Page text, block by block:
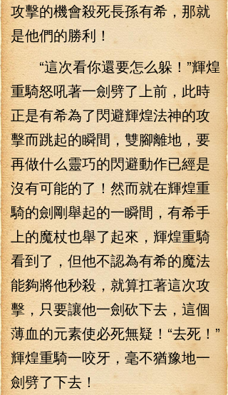
攻擊的機會殺死長孫有希，那就
是他們的勝利！
“這次看你還要怎么躲！”輝煌
重騎怒吼著一劍劈了上前，此時
正是有希為了閃避輝煌法神的攻
擊而跳起的瞬間，雙腳離地，要
再做什么靈巧的閃避動作已經是
沒有可能的了！然而就在輝煌重
騎的劍剛舉起的一瞬間，有希手
上的魔杖也舉了起來，輝煌重騎
看到了，但他不認為有希的魔法
能夠將他秒殺，就算扛著這次攻
擊，只要讓他一劍砍下去，這個
薄血的元素使必死無疑！“去死！”
輝煌重騎一咬牙，毫不猶豫地一
劍劈了下去！